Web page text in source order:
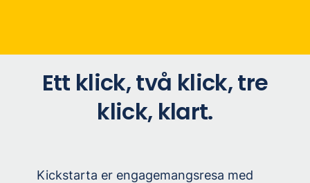
Ett klick, två klick, tre
klick, klart.
Kickstarta er engagemangsresa med